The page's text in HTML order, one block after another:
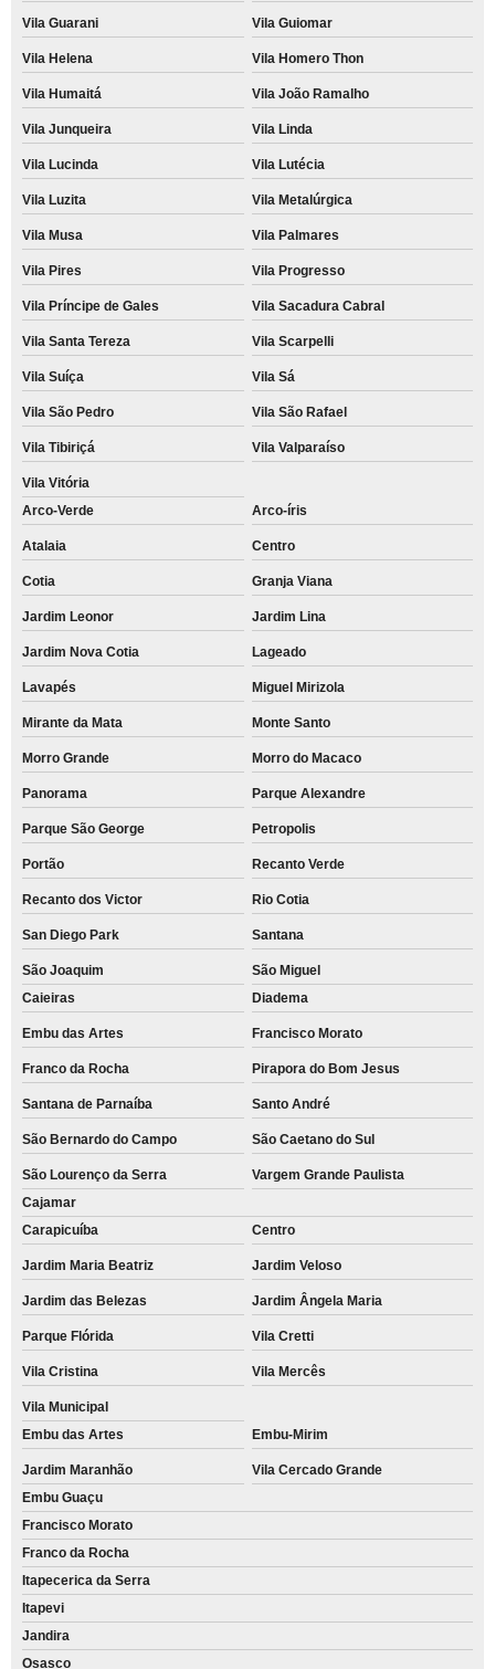
Vila Guarani Vila Guiomar
Vila Helena Vila Homero Thon
Vila Humaitá Vila João Ramalho
Vila Junqueira Vila Linda
Vila Lucinda Vila Lutécia
Vila Luzita Vila Metalúrgica
Vila Musa Vila Palmares
Vila Pires Vila Progresso
Vila Príncipe de Gales Vila Sacadura Cabral
Vila Santa Tereza Vila Scarpelli
Vila Suíça Vila Sá
Vila São Pedro Vila São Rafael
Vila Tibiriçá Vila Valparaíso
Vila Vitória
Arco-Verde
Arco-íris
Atalaia Centro
Cotia Granja Viana
Jardim Leonor Jardim Lina
Jardim Nova Cotia Lageado
Lavapés Miguel Mirizola
Mirante da Mata Monte Santo
Morro Grande Morro do Macaco
Panorama Parque Alexandre
Parque São George Petropolis
Portão Recanto Verde
Recanto dos Victor Rio Cotia
San Diego Park Santana
São Joaquim
São Miguel
Caieiras
Diadema
Embu das Artes Francisco Morato
Franco da Rocha Pirapora do Bom Jesus
Santana de Parnaíba Santo André
São Bernardo do Campo São Caetano do Sul
São Lourenço da Serra
Vargem Grande Paulista
Cajamar
Carapicuíba
Centro
Jardim Maria Beatriz Jardim Veloso
Jardim das Belezas Jardim Ângela Maria
Parque Flórida Vila Cretti
Vila Cristina Vila Mercês
Vila Municipal
Embu das Artes
Embu-Mirim
Jardim Maranhão
Vila Cercado Grande
Embu Guaçu
Francisco Morato
Franco da Rocha
Itapecerica da Serra
Itapevi
Jandira
Osasco